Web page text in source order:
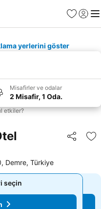
Favoriler
Giriş
yerlerini göster
Misafirler ve odalar
2 Misafir, 1 Oda.
etkiler?
Paylaş
Demre, Türkiye
seçin
seçin